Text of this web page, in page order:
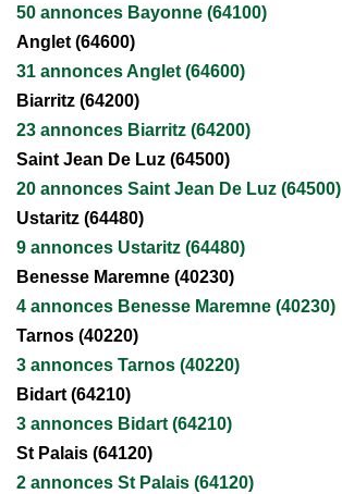
Créer une alerte
50 annonces Bayonne (64100)
Anglet (64600)
31 annonces Anglet (64600)
Biarritz (64200)
23 annonces Biarritz (64200)
Saint Jean De Luz (64500)
20 annonces Saint Jean De Luz (64500)
Ustaritz (64480)
9 annonces Ustaritz (64480)
Benesse Maremne (40230)
4 annonces Benesse Maremne (40230)
Tarnos (40220)
3 annonces Tarnos (40220)
Bidart (64210)
3 annonces Bidart (64210)
St Palais (64120)
2 annonces St Palais (64120)